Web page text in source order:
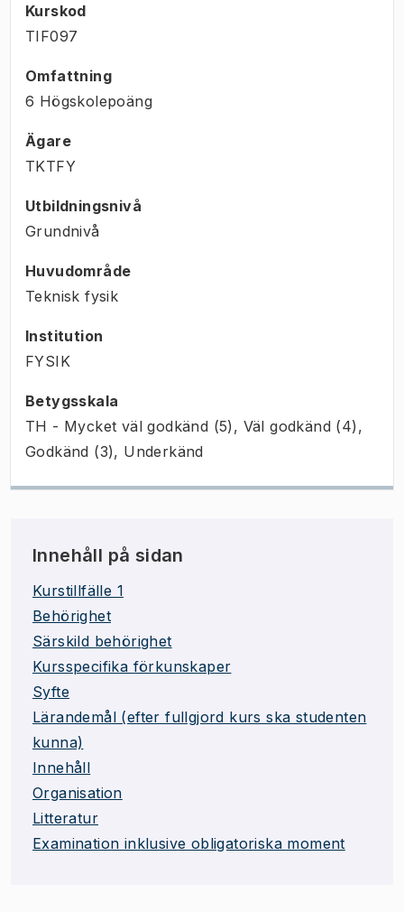
Kurskod
TIF097
Omfattning
6 Högskolepoäng
Ägare
TKTFY
Utbildningsnivå
Grundnivå
Huvudområde
Teknisk fysik
Institution
FYSIK
Betygsskala
TH - Mycket väl godkänd (5), Väl godkänd (4),
Godkänd (3), Underkänd
Innehåll på sidan
Kurstillfälle 1
Behörighet
Särskild behörighet
Kursspecifika förkunskaper
Syfte
Lärandemål (efter fullgjord kurs ska studenten
kunna)
Innehåll
Organisation
Litteratur
Examination inklusive obligatoriska moment